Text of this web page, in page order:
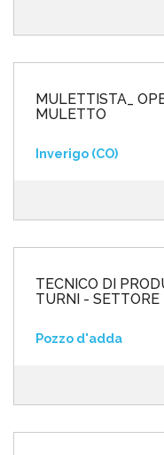
MULETTISTA_
MULETTO
Inverigo (CO)
TECNICO DI
TURNI - SETTORE
Pozzo d'adda